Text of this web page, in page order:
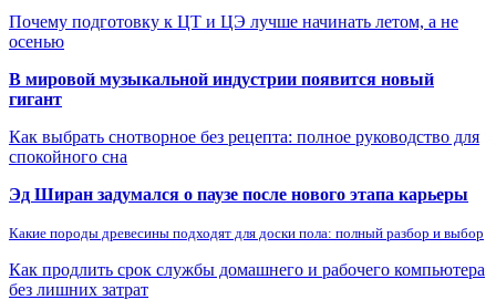
Почему подготовку к ЦТ и ЦЭ лучше начинать летом, а не
осенью
В мировой музыкальной индустрии появится новый
гигант
Как выбрать снотворное без рецепта: полное руководство для
спокойного сна
Эд Ширан задумался о паузе после нового этапа карьеры
Какие породы древесины подходят для доски пола: полный разбор и выбор
Как продлить срок службы домашнего и рабочего компьютера
без лишних затрат